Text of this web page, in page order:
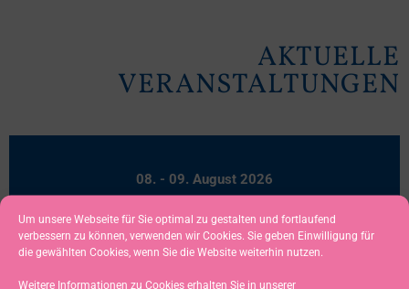
Um unsere Webseite für Sie optimal zu gestalten und fortlaufend
verbessern zu können, verwenden wir Cookies. Sie geben Einwilligung für
die gewählten Cookies, wenn Sie die Website weiterhin nutzen.
Weitere Informationen zu Cookies erhalten Sie in unserer
AKTUELLE
VERANSTALTUNGEN
08. - 09. August 2026
7/6/4, EHEMALS LASERKLASSEN
SCAI / Großer Alpsee